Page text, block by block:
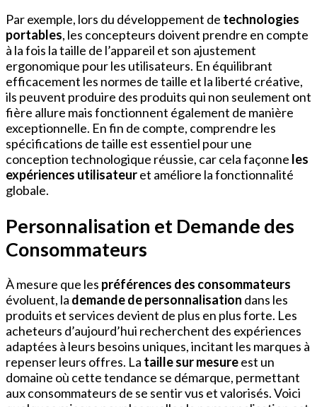
Par exemple, lors du développement de technologies
portables, les concepteurs doivent prendre en compte
à la fois la taille de l’appareil et son ajustement
ergonomique pour les utilisateurs. En équilibrant
efficacement les normes de taille et la liberté créative,
ils peuvent produire des produits qui non seulement ont
fière allure mais fonctionnent également de manière
exceptionnelle. En fin de compte, comprendre les
spécifications de taille est essentiel pour une
conception technologique réussie, car cela façonne les
expériences utilisateuret améliore la fonctionnalité
globale.
Personnalisation et Demande des
Consommateurs
À mesure que les préférences des consommateurs
évoluent, la demande de personnalisation dans les
produits et services devient de plus en plus forte. Les
acheteurs d’aujourd’hui recherchent des expériences
adaptées à leurs besoins uniques, incitant les marques à
repenser leurs offres. La taille sur mesureest un
domaine où cette tendance se démarque, permettant
aux consommateurs de se sentir vus et valorisés. Voici